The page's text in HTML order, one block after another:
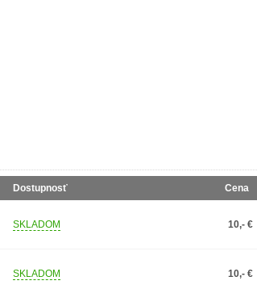
Dostupnosť Cena
SKLADOM 10,- €
SKLADOM 10,- €